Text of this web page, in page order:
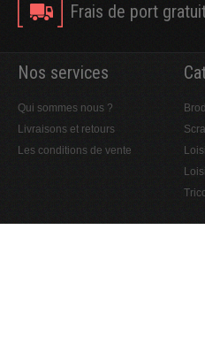
Frais de port
Nos services
Qui sommes nous ?
Livraisons et retours
Les conditions de vente